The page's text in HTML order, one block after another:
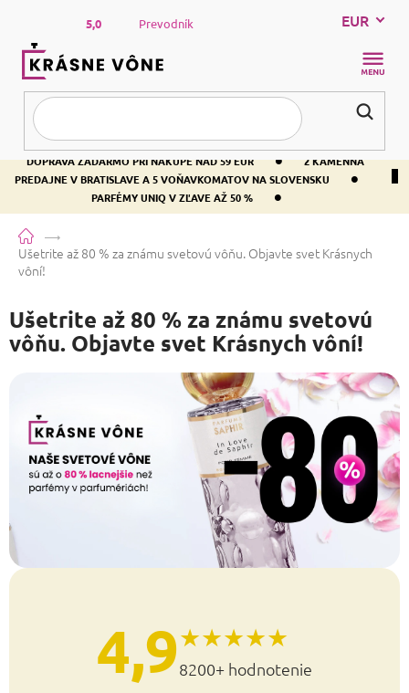
obsah
DOPRAVA ZADARMO PRI NÁKUPE NAD 59 EUR •
2 KAMENNÁ
PREDAJNE V BRATISLAVE A 5 VOŇAVKOMATOV NA SLOVENSKU
•
PARFÉMY UNIQ V ZĽAVE AŽ 50 % •
5,0 Prevodník EUR
Domov
Ušetrite až 80 % za známu svetovú vôňu. Objavte svet Krásnych
vôní!
Ušetrite až 80 % za známu svetovú
vôňu. Objavte svet Krásnych vôní!
4,9★★★★★
8200+ hodnotenie